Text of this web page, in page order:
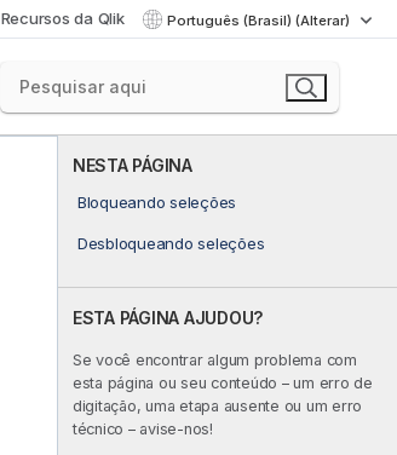
Recursos da Qlik Português (Brasil) (Alterar)
NESTA PÁGINA
Bloqueando seleções
Desbloqueando seleções
ESTA PÁGINA AJUDOU?
Se você encontrar algum problema com
esta página ou seu conteúdo – um erro de
digitação, uma etapa ausente ou um erro
técnico – avise-nos!